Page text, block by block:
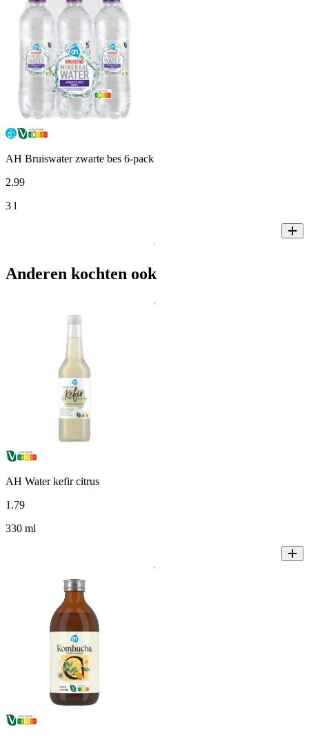
AH Bruiswater zwarte bes 6-pack
2.99
3 l
Anderen kochten ook
AH Water kefir citrus
1 .79
330 ml